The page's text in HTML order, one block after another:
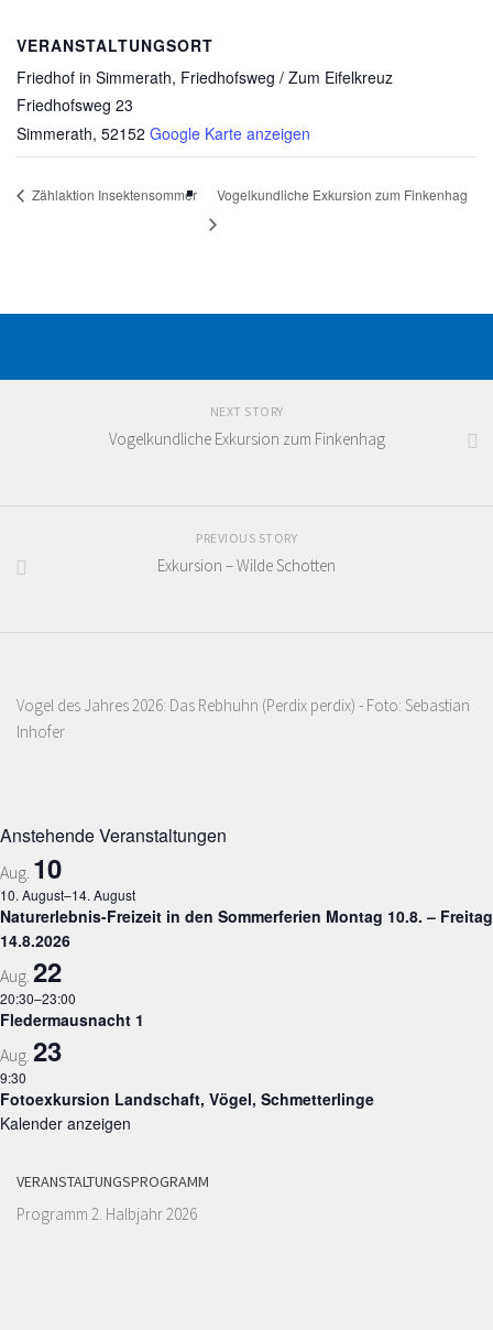
VERANSTALTUNGSORT
Friedhof in Simmerath, Friedhofsweg / Zum Eifelkreuz
Friedhofsweg 23
Simmerath, 52152 Google Karte anzeigen
Zählaktion Insektensommer Vogelkundliche Exkursion zum Finkenhag
NEXT STORY
Vogelkundliche Exkursion zum Finkenhag
PREVIOUS STORY
Exkursion – Wilde Schotten
Vogel des Jahres 2026: Das Rebhuhn (Perdix perdix) - Foto: Sebastian
Inhofer
Anstehende Veranstaltungen
Aug. 10
10. August–14. August
Naturerlebnis-Freizeit in den Sommerferien Montag 10.8. – Freitag
14.8.2026
Aug. 22
20:30–23:00
Fledermausnacht 1
Aug. 23
9:30
Fotoexkursion Landschaft, Vögel, Schmetterlinge
Kalender anzeigen
VERANSTALTUNGSPROGRAMM
Programm 2. Halbjahr 2026